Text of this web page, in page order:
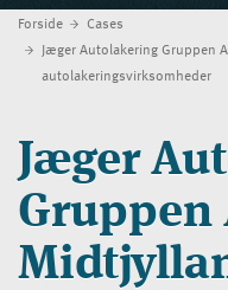
autolakeringsvirksomheder
Forside
Ydelser
Blog
Cases
Kontakt
Forside
Cases
Jæger Autolakering Gruppen
autolakeringsvirksomheder
Jæger
Gruppen